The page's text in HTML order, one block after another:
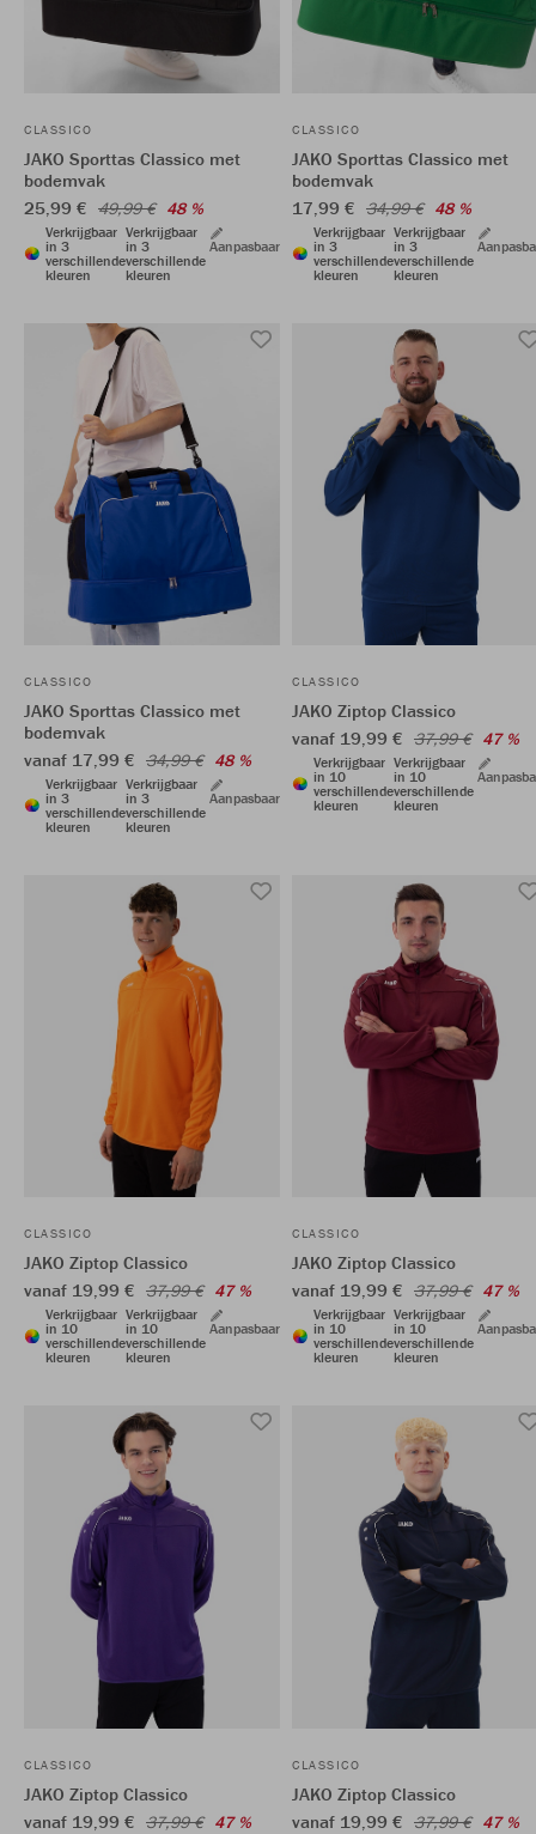
CLASSICO
JAKO Sporttas Classico met
bodemvak
25,99 € 49,99 € 48 %
Verkrijgbaar
in 3
verschillende
kleuren
Verkrijgbaar
in 3
verschillende
kleuren
Aanpasbaar
CLASSICO
JAKO Sporttas Classico met
bodemvak
17,99 € 34,99 € 48 %
Verkrijgbaar
in 3
verschillende
kleuren
Verkrijgbaar
in 3
verschillende
kleuren
CLASSICO
JAKO Sporttas Classico met
bodemvak
vanaf 17,99 € 34,99 € 48 %
Verkrijgbaar
in 3
verschillende
kleuren
Verkrijgbaar
in 3
verschillende
kleuren
Aanpasbaar
CLASSICO
JAKO Ziptop Classico
vanaf 19,99 € 37,99 € 47 %
Verkrijgbaar
in 10
verschillende
kleuren
Verkrijgbaar
in 10
verschillende
kleuren
CLASSICO
JAKO Ziptop Classico
vanaf 19,99 € 37,99 € 47 %
Verkrijgbaar
in 10
verschillende
kleuren
Verkrijgbaar
in 10
verschillende
kleuren
Aanpasbaar
CLASSICO
JAKO Ziptop Classico
vanaf 19,99 € 37,99 € 47 %
Verkrijgbaar
in 10
verschillende
kleuren
Verkrijgbaar
in 10
verschillende
kleuren
CLASSICO
JAKO Ziptop Classico
vanaf 19,99 € 37,99 € 47 %
CLASSICO
JAKO Ziptop Classico
vanaf 19,99 € 37,99 € 47 %